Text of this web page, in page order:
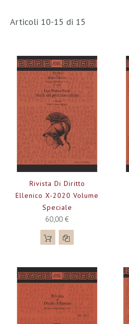
Articoli 10-15 di 15
Rivista Di Diritto
Ellenico X-2020 Volume
Speciale
60,00 €